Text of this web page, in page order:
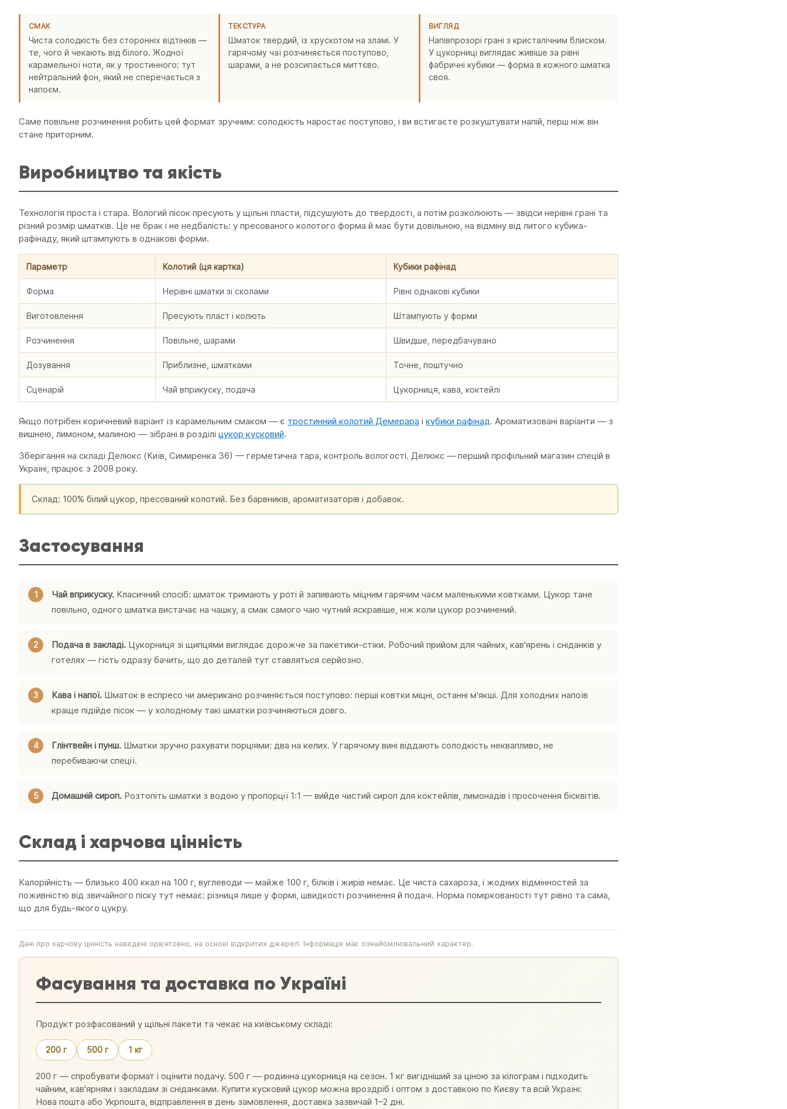
СМАК
Чиста солодкість без сторонніх відтінків —
те, чого й чекають від білого. Жодної
карамельної ноти, як у тростинного: тут
нейтральний фон, який не сперечається з
напоєм.
ТЕКСТУРА
Шматок твердий, із хрускотом на зламі. У
гарячому чаї розчиняється поступово,
шарами, а не розсипається миттєво.
ВИГЛЯД
Напівпрозорі грані з кристалічним блиском.
У цукорниці виглядає живіше за рівні
фабричні кубики — форма в кожного шматка
своя.
Саме повільне розчинення робить цей формат зручним: солодкість наростає поступово, і ви встигаєте розкуштувати напій, перш ніж він
стане приторним.
Виробництво та якість
Технологія проста і стара. Вологий пісок пресують у щільні пласти, підсушують до твердості, а потім розколюють — звідси нерівні грані та
різний розмір шматків. Це не брак і не недбалість: у пресованого колотого форма й має бути довільною, на відміну від литого кубика-
рафінаду, який штампують в однакові форми.
Параметр Колотий (ця картка) Кубики рафінад
Форма Нерівні шматки зі сколами Рівні однакові кубики
Виготовлення Пресують пласт і колють Штампують у форми
Розчинення Повільне, шарами Швидше, передбачувано
Дозування Приблизне, шматками Точне, поштучно
Сценарій Чай вприкуску, подача Цукорниця, кава, коктейлі
Якщо потрібен коричневий варіант із карамельним смаком — є тростинний колотий Демерара і кубики рафінад. Ароматизовані варіанти — з
вишнею, лимоном, малиною — зібрані в розділі цукор кусковий.
Зберігання на складі Делюкс (Київ, Симиренка 36) — герметична тара, контроль вологості. Делюкс — перший профільний магазин спецій в
Україні, працює з 2008 року.
Склад: 100% білий цукор, пресований колотий. Без барвників, ароматизаторів і добавок.
Застосування
Чай вприкуску. Класичний спосіб: шматок тримають у роті й запивають міцним гарячим чаєм маленькими ковтками. Цукор тане
повільно, одного шматка вистачає на чашку, а смак самого чаю чутний яскравіше, ніж коли цукор розчинений.
Подача в закладі. Цукорниця зі щипцями виглядає дорожче за пакетики-стіки. Робочий прийом для чайних, кав'ярень і сніданків у
готелях — гість одразу бачить, що до деталей тут ставляться серйозно.
Кава і напої. Шматок в еспресо чи американо розчиняється поступово: перші ковтки міцні, останні м'якші. Для холодних напоїв
краще підійде пісок — у холодному такі шматки розчиняються довго.
Глінтвейн і пунш. Шматки зручно рахувати порціями: два на келих. У гарячому вині віддають солодкість неквапливо, не
перебиваючи спеції.
Домашній сироп. Розтопіть шматки з водою у пропорції 1:1 — вийде чистий сироп для коктейлів, лимонадів і просочення бісквітів.
Склад і харчова цінність
Калорійність — близько 400 ккал на 100 г, вуглеводи — майже 100 г, білків і жирів немає. Це чиста сахароза, і жодних відмінностей за
поживністю від звичайного піску тут немає: різниця лише у формі, швидкості розчинення й подачі. Норма поміркованості тут рівно та сама,
що для будь-якого цукру.
Дані про харчову цінність наведені орієнтовно, на основі відкритих джерел. Інформація має ознайомлювальний характер.
Фасування та доставка по Україні
Продукт розфасований у щільні пакети та чекає на київському складі:
200 г 500 г 1 кг
200 г — спробувати формат і оцінити подачу. 500 г — родинна цукорниця на сезон. 1 кг вигідніший за ціною за кілограм і підходить
чайним, кав'ярням і закладам зі сніданками. Купити кусковий цукор можна вроздріб і оптом з доставкою по Києву та всій Україні:
Нова пошта або Укрпошта, відправлення в день замовлення, доставка зазвичай 1–2 дні.